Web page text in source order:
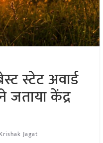
स्टेट अवार्ड
जताया केंद्र
Krishak Jagat